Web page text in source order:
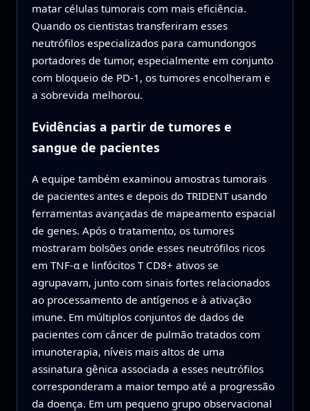
matar células tumorais com mais eficiência.
Quando os cientistas transferiram esses
neutrófilos especializados para camundongos
portadores de tumor, especialmente em conjunto
com bloqueio de PD‑1, os tumores encolheram e
a sobrevida melhorou.
Evidências a partir de tumores e
sangue de pacientes
A equipe também examinou amostras tumorais
de pacientes antes e depois do TRIDENT usando
ferramentas avançadas de mapeamento espacial
de genes. Após o tratamento, os tumores
mostraram bolsões onde esses neutrófilos ricos
em TNF‑α e linfócitos T CD8+ ativos se
agrupavam, junto com sinais fortes relacionados
ao processamento de antígenos e à ativação
imune. Em múltiplos conjuntos de dados de
pacientes com câncer de pulmão tratados com
imunoterapia, níveis mais altos de uma
assinatura gênica associada a esses neutrófilos
corresponderam a maior tempo até a progressão
da doença. Em um pequeno grupo observacional